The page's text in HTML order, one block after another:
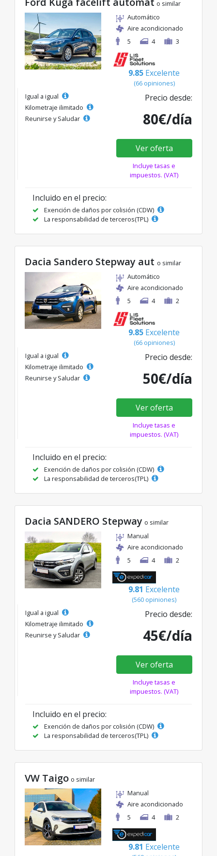
o similar
Automático
Aire acondicionado
5
4 3
9.85 Excelente
(66 opiniones)
Igual a igual
Kilometraje ilimitado
Reunirse y Saludar
Precio desde:
80€/día
Ver oferta
Incluye tasas e
impuestos. (VAT)
Incluido en el precio:
Exención de daños por colisión (CDW)
La responsabilidad de terceros(TPL)
Dacia Sandero Stepway aut o similar
Automático
Aire acondicionado
5
4 2
9.85 Excelente
(66 opiniones)
Igual a igual
Kilometraje ilimitado
Reunirse y Saludar
Precio desde:
50€/día
Ver oferta
Incluye tasas e
impuestos. (VAT)
Incluido en el precio:
Exención de daños por colisión (CDW)
La responsabilidad de terceros(TPL)
Dacia SANDERO Stepway o similar
Manual
Aire acondicionado
5
4 2
9.81 Excelente
(560 opiniones)
Igual a igual
Kilometraje ilimitado
Reunirse y Saludar
Precio desde:
45€/día
Ver oferta
Incluye tasas e
impuestos. (VAT)
Incluido en el precio:
Exención de daños por colisión (CDW)
La responsabilidad de terceros(TPL)
VW Taigo o similar
Manual
Aire acondicionado
5
4 2
9.81 Excelente